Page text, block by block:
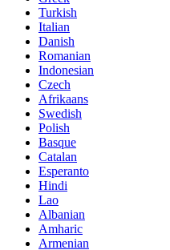
Turkish
Italian
Danish
Romanian
Indonesian
Czech
Afrikaans
Swedish
Polish
Basque
Catalan
Esperanto
Hindi
Lao
Albanian
Amharic
Armenian